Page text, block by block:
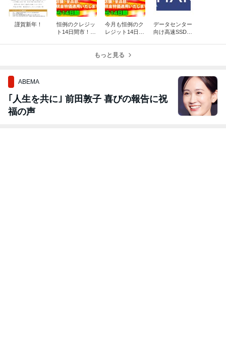
謹賀新年！
恒例のクレジッ
ト14日間市！今
今月も恒例のク
レジット14日間
データセンター
向け高速SSD搭
もっと見る
ABEMA
｢人生を共に｣ 前田敦子 喜びの報告に祝
福の声